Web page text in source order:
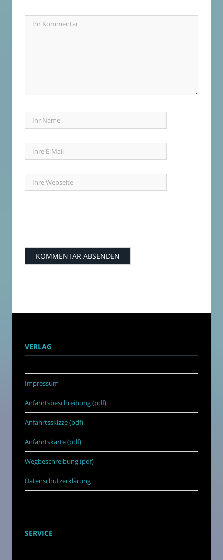
VERLAG
Impressum
Anfahrtsbeschreibung (pdf)
Anfahrtsskizze (pdf)
Anfahrtskarte (pdf)
Wegbeschreibung (pdf)
Datenschutzerklärung
SERVICE